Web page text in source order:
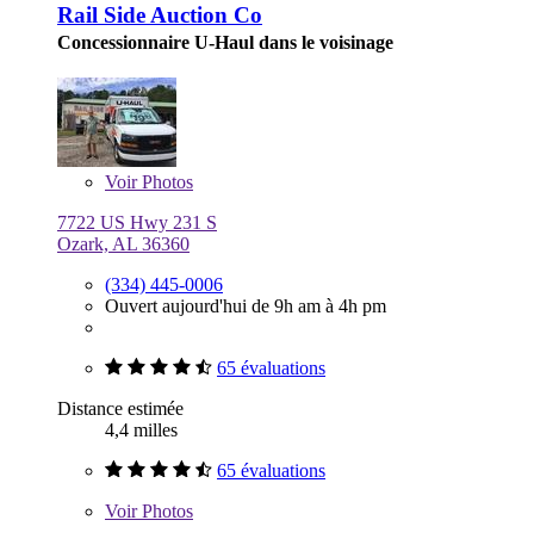
Rail Side Auction Co
Concessionnaire U-Haul dans le voisinage
VoirPhotos
7722 US Hwy 231 S
Ozark, AL 36360
(334) 445-0006
Ouvert aujourd'hui de 9h am à 4h pm
65 évaluations
Distance estimée
4,4 milles
65 évaluations
VoirPhotos